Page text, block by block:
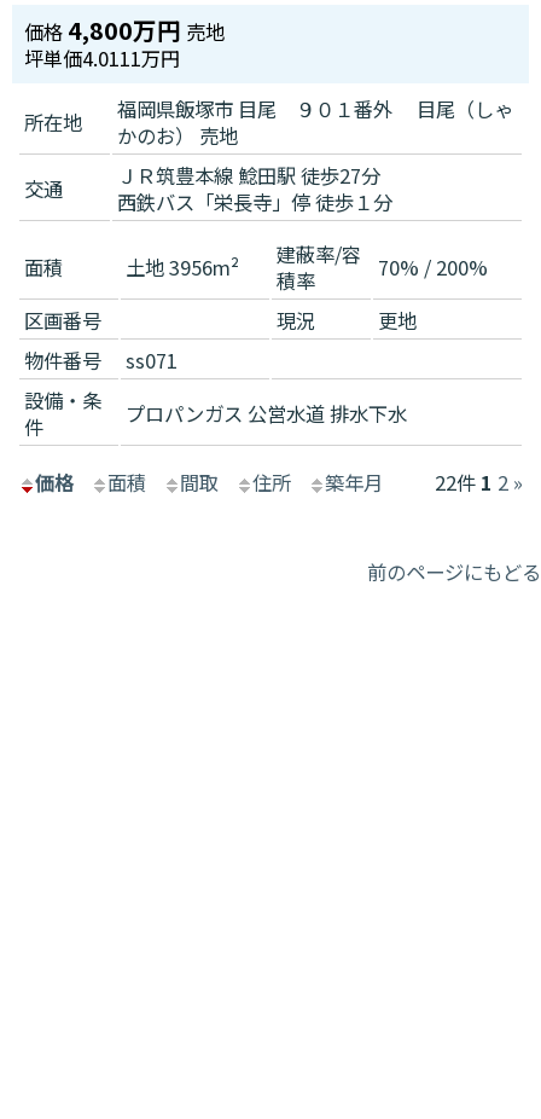
価格 4,800万円 売地
坪単価4.0111万円
所在地
福岡県飯塚市 目尾 ９０１番外 目尾（しゃ
かのお） 売地
交通
ＪＲ筑豊本線 鯰田駅 徒歩27分
西鉄バス「栄長寺」停 徒歩１分
面積 土地 3956m²
建蔽率/容
積率
70% / 200%
区画番号
現況
更地
物件番号
ss071
設備・条
件
プロパンガス 公営水道排水下水
価格 面積 間取 住所 築年月 22件 1 2 »
前のページにもどる